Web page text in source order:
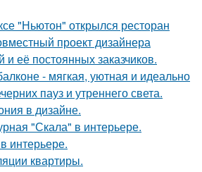
"Ньютон" открылся ресторан
проект дизайнера
её постоянных заказчиков.
- мягкая, уютная и идеально
пауз и утреннего света.
в дизайне.
"Скала" в интерьере.
интерьере.
квартиры.